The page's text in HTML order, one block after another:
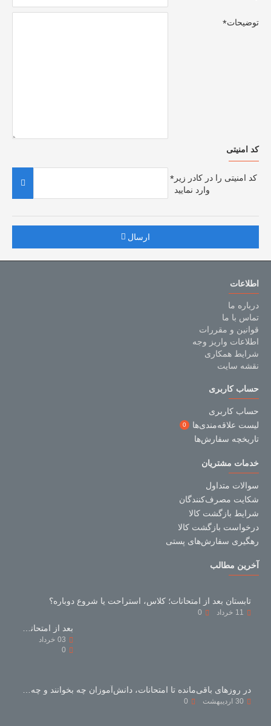
توضیحات
کد امنیتی
کد امنیتی را در کادر زیر
وارد نمایید
ارسال
اطلاعات
درباره ما
تماس با ما
قوانین و مقررات
اطلاعات واریز وجه
شرایط همکاری
نقشه سایت
حساب کاربری
حساب کاربری
لیست علاقه‌مندی‌ها
0
تاریخچه سفارش‌ها
خدمات مشتریان
سوالات متداول
شکایت مصرف‌کنندگان
شرایط بازگشت کالا
درخواست بازگشت کالا
رهگیری سفارش‌های پستی
آخرین مطالب
تابستان بعد از امتحانات؛ کلاس، استراحت یا شروع دوباره؟
11 خرداد 0
03 خرداد
0
30 اردیبهشت 0